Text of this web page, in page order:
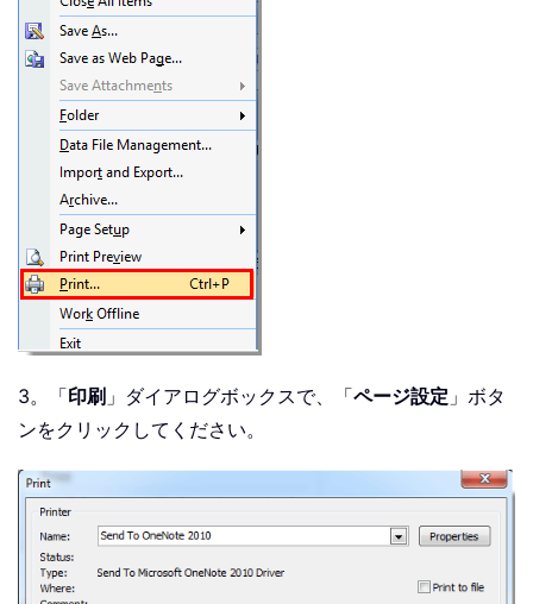
3。「印刷 」ダイアログボックスで、「ページ設定 」ボタ
ンをクリックしてください。